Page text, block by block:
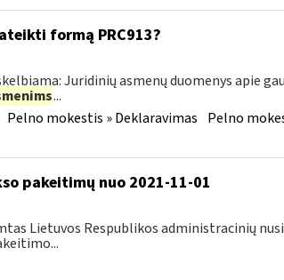
formą PRC913?
Juridinių asmenų duomenys apie
...
Pelno mokestis » Deklaravimas Pelno
pakeitimų nuo 2021-11-01
Lietuvos Respublikos administracinių